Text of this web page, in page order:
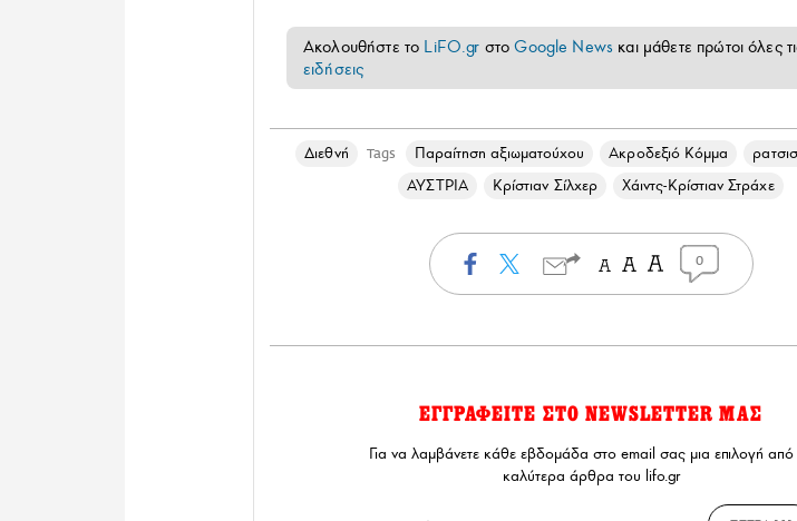
Ακολουθήστε το LiFO.gr στοGoogle News και μάθετε πρώτοι όλες
ειδήσεις
Διεθνή Tags Παραίτηση αξιωματούχου Ακροδεξιό Κόμμα
ΑΥΣΤΡΙΑ
Κρίστιαν Σίλχερ Χάιντς-Κρίστιαν Στράχε
0
ΕΓΓΡΑΦΕΙΤΕ ΣΤΟ NEWSLETTER ΜΑΣ
Για να λαμβάνετε κάθε εβδομάδα στο email σας μια επιλογή από
καλύτερα άρθρα του lifo.gr